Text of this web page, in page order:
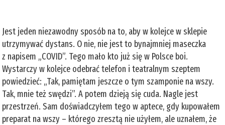
Jest jeden niezawodny sposób na to, aby w kolejce w sklepie
utrzymywać dystans. O nie, nie jest to bynajmniej maseczka
z napisem „COVID”. Tego mało kto już się w Polsce boi.
Wystarczy w kolejce odebrać telefon i teatralnym szeptem
powiedzieć: „Tak, pamiętam jeszcze o tym szamponie na wszy.
Tak, mnie też swędzi”. A potem dzieją się cuda. Nagle jest
przestrzeń. Sam doświadczyłem tego w aptece, gdy kupowałem
preparat na wszy – którego zresztą nie użyłem, ale uznałem, że